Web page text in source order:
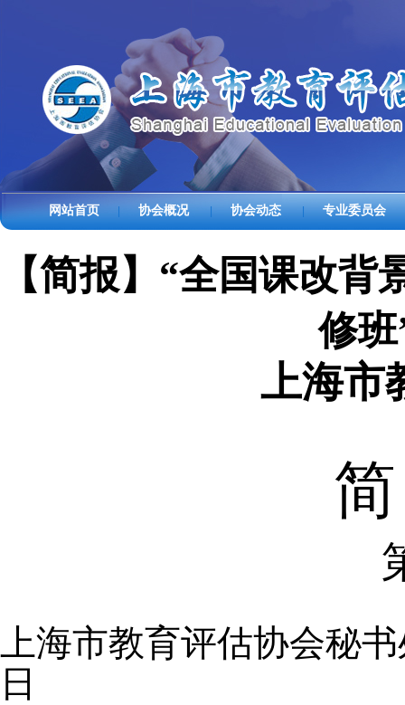
网站首页 协会概况 | 协会动态 | 专业委员会
【简报】“全国课改
修
上海市
简
上海市教育评估协
日